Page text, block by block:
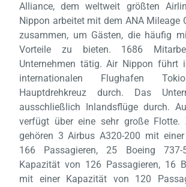
Alliance, dem weltweit größten
Nippon arbeitet mit dem ANA Mileage
zusammen, um Gästen, die häufig
Vorteile zu bieten. 1686
Unternehmen tätig. Air Nippon führt
internationalen Flughafen
Hauptdrehkreuz durch. Das
ausschließlich Inlandsflüge durch.
verfügt über eine sehr große Flotte.
gehören 3 Airbus A320-200 mit
166 Passagieren, 25 Boeing
Kapazität von 126 Passagieren, 16
mit einer Kapazität von 120